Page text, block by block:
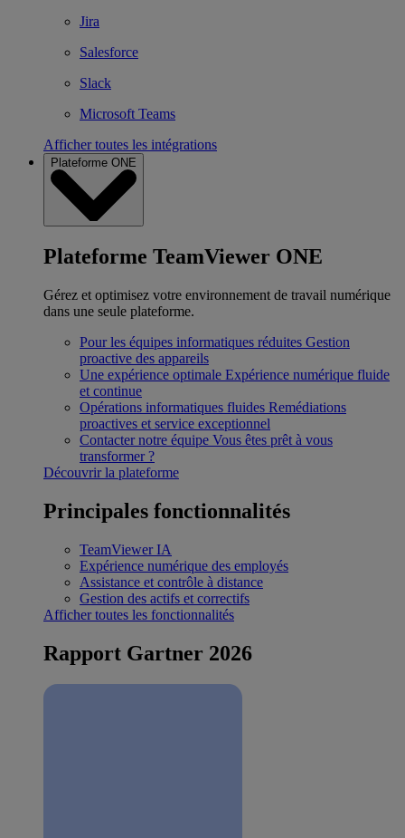
Jira
Salesforce
Slack
Microsoft Teams
Afficher toutes les intégrations
Plateforme ONE
Plateforme TeamViewer ONE
Gérez et optimisez votre environnement de travail numérique
dans une seule plateforme.
Pour les équipes informatiques réduites Gestion
proactive des appareils
Une expérience optimale Expérience numérique fluide
et continue
Opérations informatiques fluides Remédiations
proactives et service exceptionnel
Contacter notre équipe Vous êtes prêt à vous
transformer ?
Découvrir la plateforme
Principales fonctionnalités
TeamViewer IA
Expérience numérique des employés
Assistance et contrôle à distance
Gestion des actifs et correctifs
Afficher toutes les fonctionnalités
Rapport Gartner 2026